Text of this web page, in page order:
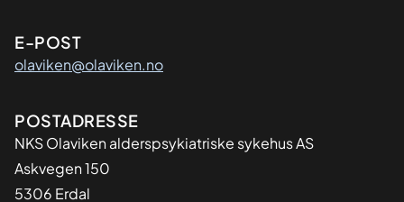
E-POST
olaviken@olaviken.no
Adresse
POSTADRESSE
NKS Olaviken alderspsykiatriske sykehus AS
Askvegen 150
5306 Erdal